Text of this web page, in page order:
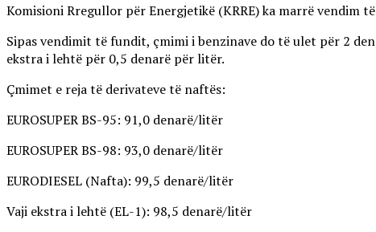
Komisioni Rregullor për Energjetikë (KRRE) ka marrë vendim
Sipas vendimit të fundit, çmimi i benzinave do të ulet për 2
ekstra i lehtë për 0,5 denarë për litër.
Çmimet e reja të derivateve të naftës:
EUROSUPER BS-95: 91,0 denarë/litër
EUROSUPER BS-98: 93,0 denarë/litër
EURODIESEL (Nafta): 99,5 denarë/litër
Vaji ekstra i lehtë (EL-1): 98,5 denarë/litër